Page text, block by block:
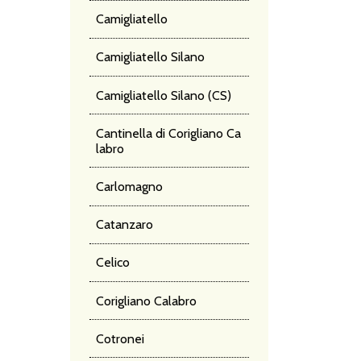
Camigliatello
Camigliatello Silano
Camigliatello Silano (CS)
Cantinella di Corigliano Ca
labro
Carlomagno
Catanzaro
Celico
Corigliano Calabro
Cotronei